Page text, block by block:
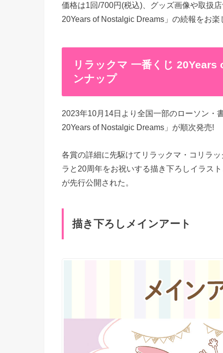
価格は1回/700円(税込)、グッズ画像や取扱
20Years of Nostalgic Dreams」の続報をお楽
リラックマ 一番くじ
ンナップ
2023年10月14日より全国一部のローソン・
20Years of Nostalgic Dreams」が順次発売!
各賞の詳細に先駆けてリラックマ・コリラ
ラと20周年をお祝いする描き下ろしイラス
が先行公開された。
描き下ろしメインアート